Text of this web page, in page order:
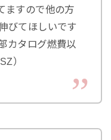
ますので他の方
びてほしいです
カタログ燃費以
）